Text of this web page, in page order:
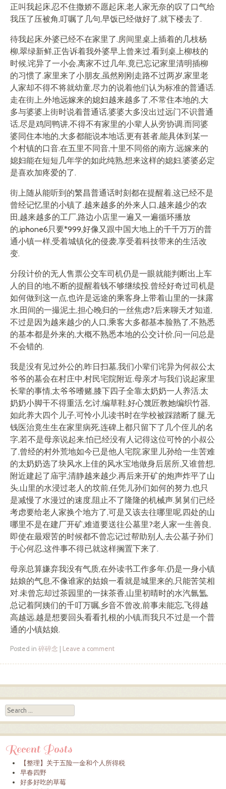
正叫我起床,忍不住撒娇不愿起床,老人家无奈的叹了口气给
我压了压被角,叮嘱了几句,早饭已经做好了,就下楼去了.
待我起床,外婆已经不在家里了.房间里桌上插着的几枝杨
柳,翠绿新鲜,正告诉着我外婆早上曾来过.看到桌上柳枝的
时候,诧异了一小会,离家不过几年,竟已忘记家里清明插柳
的习惯了.家里来了小朋友,虽然刚刚走路不过两岁,家里老
人家却不得不将就幼童,尽力的说着他们认为标准的普通话.
走在街上,外地远嫁来的媳妇越来越多了,不常住本地的,大
多与婆婆上街时说着普通话,婆婆大多没出过远门不识普通
话,尽是鸡同鸭讲,不得不有家里的小辈人从旁协调.而同婆
婆同住本地的,大多都能说本地话,更有甚者,能具体到某一
个村镇的口音.在五里不同音,十里不同俗的南方,远嫁来的
媳妇能在短短几年学的如此纯熟,想来这样的媳妇,婆婆必定
是喜欢加疼爱的了.
街上随从能听到的繁昌普通话时刻都在提醒着,这已经不是
曾经记忆里的小镇了.越来越多的外来人口,越来越少的农
田,越来越多的工厂,路边小店里一遍又一遍循环播放
的,iphone6只要*999,好像又跟中国大地上的千千万万的普
通小镇一样,受着城镇化的侵袭,享受着科技带来的生活改
变.
分段计价的无人售票公交车司机仍是一眼就能判断出上车
人的目的地,不断的提醒着钱不够继续投.曾经好奇过司机是
如何做到这一点,也许是远途的乘客身上带着山里的一抹露
水,田间的一撮泥土,担心晚归的一丝焦虑?后来聊天才知道,
不过是因为越来越少的人口,乘客大多都基本脸熟了,不熟悉
的基本都是外来的,大概不熟悉本地的公交计价,问一问总是
不会错的.
我是没有见过外公的,昨日扫墓,我们小辈们诧异为何叔公太
爷爷的墓会在村庄中,村民宅院附近.母亲才与我们说起家里
长辈的事情,太爷爷嗜赌,膝下四子全靠太奶奶一人养活.太
奶奶小脚干不得重活,乞讨,编草鞋,好心篾匠教她编织竹器,
如此养大四个儿子,可怜小儿读书时在学校被踩踏断了腿,无
钱医治竟生生在家里病死,连碑上都只留下了几个侄儿的名
字,若不是母亲说起来,怕已经没有人记得这位可怜的小叔公
了,曾经的村外荒地如今已是他人宅院.家里儿孙给一生苦难
的太奶奶选了块风水上佳的风水宝地做身后居所,又谁曾想,
附近建起了庙宇,清静越来越少,再后来开矿的炮声炸平了山
头,山里的水浸过老人的坟前,任凭儿孙们如何的努力,也只
是减慢了水漫过的速度,阻止不了隆隆的机械声.舅舅们已经
考虑要给老人家换个地方了,可是又该去往哪里呢,四处的山
哪里不是在建厂开矿,难道要送往公墓里?老人家一生善良,
即使在最艰苦的时候都不曾忘记过帮助别人,去公墓子孙们
于心何忍,这件事不得已就这样搁置下来了.
母亲总算嫌弃我没有气质,在外读书工作多年,仍是一身小镇
姑娘的气息,不像谁家的姑娘一看就是城里来的,只能苦笑相
对.未曾忘却过茶园里的一抹茶香,山里初晴时的水汽氤氲,
总记着阿姨们的千叮万嘱,乡音不曾改,前事未能忘,飞得越
高越远,越是想要回头看看扎根的小镇,而我只不过是一个普
通的小镇姑娘.
Posted in 碎碎念 Leave a comment
Post navigation
Search
Recent Posts
【整理】关于五险一金和个人所得税
早春四野
好多好吃的草莓